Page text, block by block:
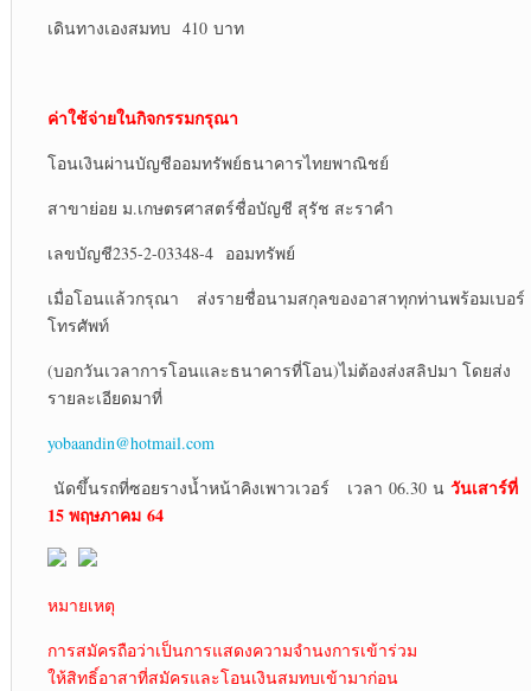
เดินทางเองสมทบ 410 บาท
ค่าใช้จ่ายในกิจกรรมกรุณา
โอนเงินผ่านบัญชีออมทรัพย์ธนาคารไทยพาณิชย์
สาขาย่อย ม.เกษตรศาสตร์ชื่อบัญชี สุรัช สะราคำ
เลขบัญชี235-2-03348-4 ออมทรัพย์
เมื่อโอนแล้วกรุณา ส่งรายชื่อนามสกุลของอาสาทุกท่านพร้อมเบอร์
โทรศัพท์
(บอกวันเวลาการโอนและธนาคารที่โอน)ไม่ต้องส่งสลิปมา โดยส่ง
รายละเอียดมาที่
yobaandin@hotmail.com
นัดขึ้นรถที่ซอยรางน้ำหน้าคิงเพาวเวอร์ เวลา 06.30 น วันเสาร์ที่
15 พฤษภาคม64
หมายเหตุ
การสมัครถือว่าเป็นการแสดงความจำนงการเข้าร่วม
ให้สิทธิ์อาสาที่สมัครและโอนเงินสมทบเข้ามาก่อน